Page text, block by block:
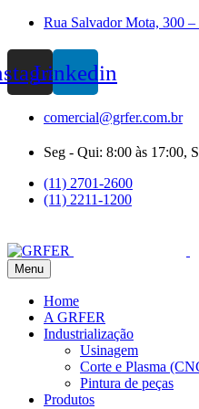
Rua Salvador Mota, 300
Linkedin
comercial@grfer.com.br
Seg - Qui: 8:00 às 17:00,
(11) 2701-2600
(11) 2211-1200
Menu
Home
A GRFER
Industrialização
Usinagem
Corte e Plasma
Pintura de peças
Produtos